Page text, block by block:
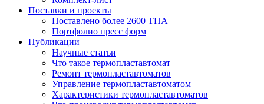
Поставки и проекты
Поставлено более 2600 ТПА
Портфолио пресс форм
Публикации
Научные статьи
Что такое термопластавтомат
Ремонт термопластавтоматов
Управление термопластавтоматом
Характеристики термопластавтоматов